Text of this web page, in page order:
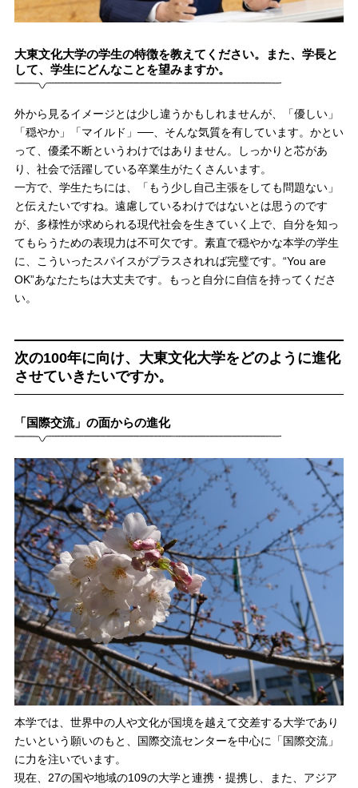
大東文化大学の学生の特徴を教えてください。また、学長と
して、学生にどんなことを望みますか。
外から見るイメージとは少し違うかもしれませんが、「優しい」
「穏やか」「マイルド」──、そんな気質を有しています。かとい
って、優柔不断というわけではありません。しっかりと芯があ
り、社会で活躍している卒業生がたくさんいます。
一方で、学生たちには、「もう少し自己主張をしても問題ない」
と伝えたいですね。遠慮しているわけではないとは思うのです
が、多様性が求められる現代社会を生きていく上で、自分を知っ
てもらうための表現力は不可欠です。素直で穏やかな本学の学生
に、こういったスパイスがプラスされれば完璧です。“You are
OK”あなたたちは大丈夫です。もっと自分に自信を持ってくださ
い。
次の100年に向け、大東文化大学をどのように進化
させていきたいですか。
「国際交流」の面からの進化
本学では、世界中の人や文化が国境を越えて交差する大学であり
たいという願いのもと、国際交流センターを中心に「国際交流」
に力を注いでいます。
現在、27の国や地域の109の大学と連携・提携し、また、アジア